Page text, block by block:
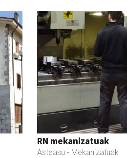
RN mekanizatuak
Asteasu - Mekanizatuak